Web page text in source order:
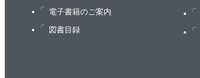
電子書籍のご案内
図書目録